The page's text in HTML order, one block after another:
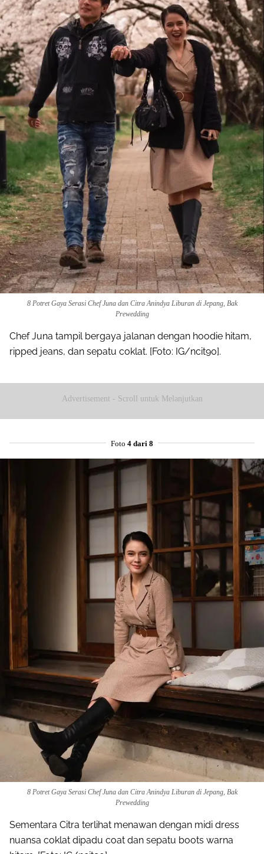
8 Potret Gaya Serasi Chef Juna dan Citra Anindya Liburan di Jepang, Bak
Prewedding
Chef Juna tampil bergaya jalanan dengan hoodie hitam,
ripped jeans, dan sepatu coklat. [Foto: IG/ncit90].
Advertisement - Scroll untuk Melanjutkan
Foto 4 dari 8
8 Potret Gaya Serasi Chef Juna dan Citra Anindya Liburan di Jepang, Bak
Prewedding
Sementara Citra terlihat menawan dengan midi dress
nuansa coklat dipadu coat dan sepatu boots warna